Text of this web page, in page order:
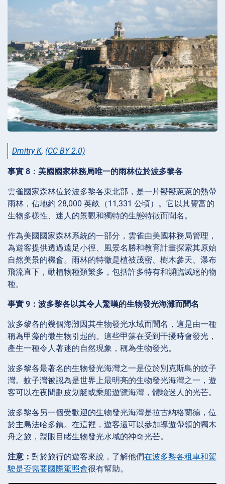
Dmitry K, (CC BY 2.0)
事實 8：美國國家林務局唯一的雨林位於波多黎各
雲雀國家森林位於波多黎各東北部，是一片鬱鬱蔥蔥的熱帶
雨林，佔地約 28,000 英畝（11,331 公頃）。它以其豐富的
生物多樣性、迷人的景觀和獨特的生態特徵而聞名。
作為美國國家森林系統的一部分，雲雀由美國林務局管理，
為遊客提供透過遠足小徑、風景名勝和教育計畫探索其原始
自然美景的機會。雨林的特徵是植被茂密、樹木參天、瀑布
飛流直下，動植物種類繁多，包括許多特有和瀕臨滅絕的物
種。
事實 9：波多黎各以其令人驚嘆的生物發光海灘而聞名
波多黎各的幾個海灘因其生物發光水域而聞名，這是由一種
稱為甲藻的微生物引起的。這些甲藻在受到干擾時會發光，
產生一種令人著迷的自然現象，稱為生物發光。
波多黎各最著名的生物發光海灣之一是位於別克斯島的蚊子
灣。蚊子灣被認為是世界上最明亮的生物發光海灣之一，遊
客可以在夜間劃皮划艇或乘船遊覽海灣，體驗迷人的光芒。
波多黎各另一個受歡迎的生物發光海灣是拉古納格蘭德，位
於主島法哈多鎮。在這裡，遊客還可以參加導遊帶領的獨木
舟之旅，親眼目睹生物發光水域的神奇光芒。
注意： 對於旅行的遊客來說，了解他們在波多黎各租車和駕
駛是否需要國際駕照會很有幫助。